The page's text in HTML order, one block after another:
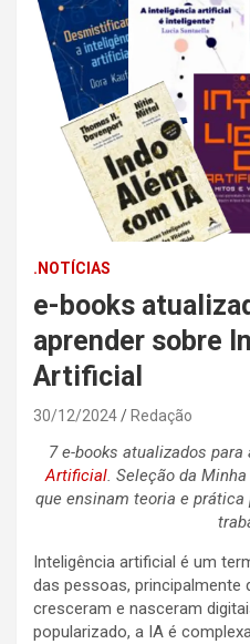
.NOTÍCIAS
e-books
aprender sobre
Artificial
30/12/2024 Redação
7 e-books atualizados para
Artificial. Seleção da
que ensinam teoria e
Inteligência artificial é um
das pessoas, principalmente
cresceram e nasceram
popularizado, a IA é